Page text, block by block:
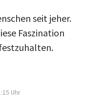
seit jeher.
Faszination
Uhr